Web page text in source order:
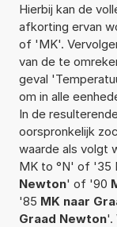
Hierbij kan de
afkorting ervan
of 'MK'.
van de te
geval
om in alle
In de
oorspronkelijk
waarde als volgt
MK to °N' of '35
Newton' of '90
'85 MK naar
Graad Newton'.